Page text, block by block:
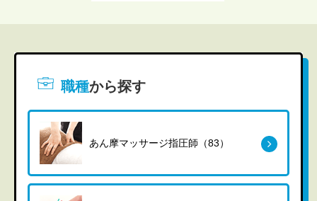
職種から探す
あん摩マッサージ指圧師（83）